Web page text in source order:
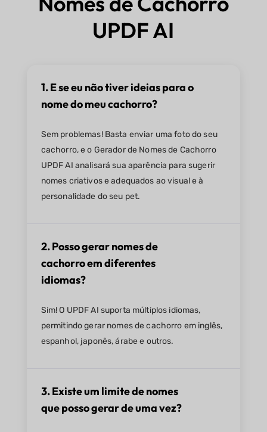
UPDF AI
1. E se eu não tiver ideias para o
nome do meu cachorro?
Sem problemas! Basta enviar uma foto do seu
cachorro, e o Gerador de Nomes de Cachorro
UPDF AI analisará sua aparência para sugerir
nomes criativos e adequados ao visual e à
personalidade do seu pet.
2. Posso gerar nomes de
cachorro em diferentes
idiomas?
Sim! O UPDF AI suporta múltiplos idiomas,
permitindo gerar nomes de cachorro em inglês,
espanhol, japonês, árabe e outros.
3. Existe um limite de nomes
que posso gerar de uma vez?